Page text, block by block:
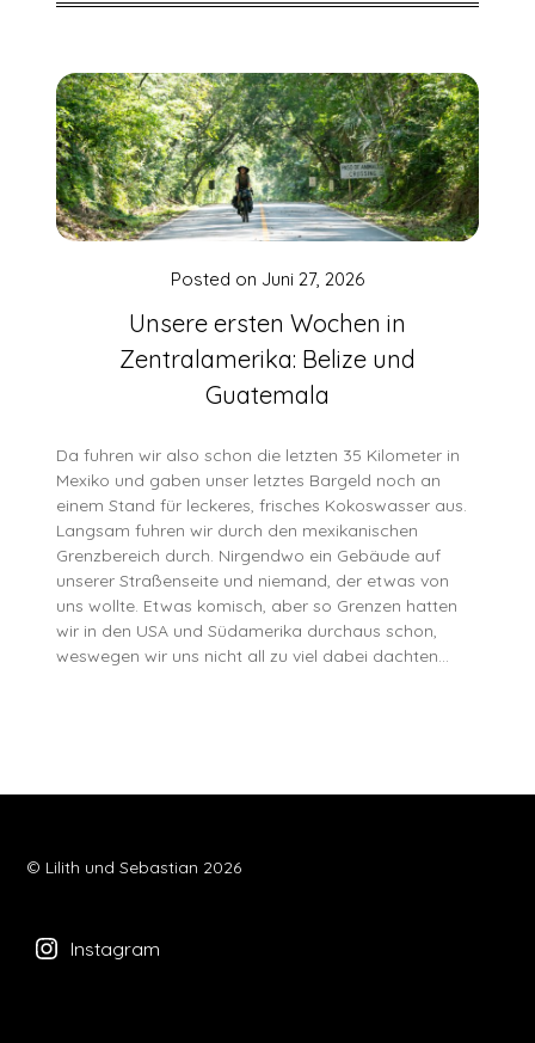
Unsere ersten Wochen in
Zentralamerika: Belize und
Guatemala
Posted on Juni 27, 2026
Da fuhren wir also schon die letzten 35 Kilometer in
Mexiko und gaben unser letztes Bargeld noch an
einem Stand für leckeres, frisches Kokoswasser aus.
Langsam fuhren wir durch den mexikanischen
Grenzbereich durch. Nirgendwo ein Gebäude auf
unserer Straßenseite und niemand, der etwas von
uns wollte. Etwas komisch, aber so Grenzen hatten
wir in den USA und Südamerika durchaus schon,
weswegen wir uns nicht all zu viel dabei dachten…
© Lilith und Sebastian 2026
Instagram